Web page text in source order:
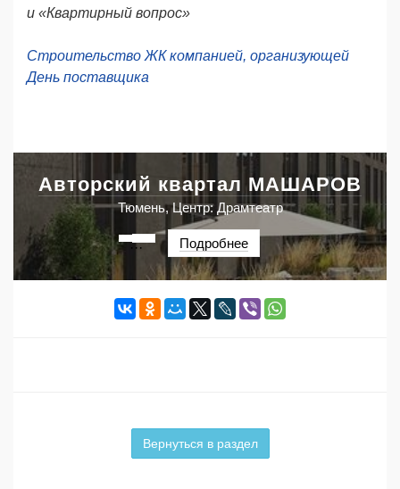
и «Квартирный вопрос»
Строительство ЖК компанией, организующей
День поставщика
Авторский квартал МАШАРОВ
Тюмень, Центр: Драмтеатр
··· Подробнее
Вернуться в раздел